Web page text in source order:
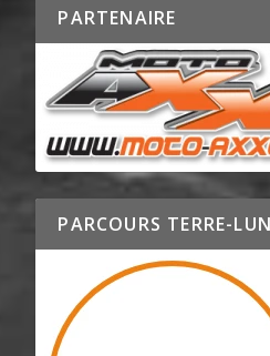
PARTENAIRE
PARCOURS TERRE-